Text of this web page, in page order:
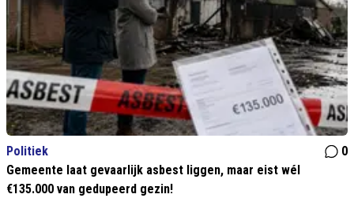
Politiek
0
Gemeente laat gevaarlijk asbest liggen, maar eist wél
€135.000 van gedupeerd gezin!